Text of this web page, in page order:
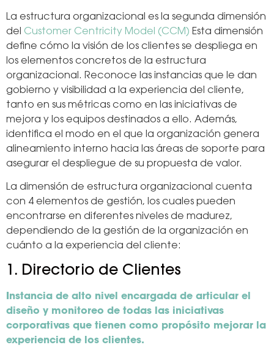
La estructura organizacional es la segunda dimensión
del Customer Centricity Model (CCM) Esta dimensión
define cómo la visión de los clientes se despliega en
los elementos concretos de la estructura
organizacional. Reconoce las instancias que le dan
gobierno y visibilidad a la experiencia del cliente,
tanto en sus métricas como en las iniciativas de
mejora y los equipos destinados a ello. Además,
identifica el modo en el que la organización genera
alineamiento interno hacia las áreas de soporte para
asegurar el despliegue de su propuesta de valor.
La dimensión de estructura organizacional cuenta
con 4 elementos de gestión, los cuales pueden
encontrarse en diferentes niveles de madurez,
dependiendo de la gestión de la organización en
cuánto a la experiencia del cliente:
1. Directorio de Clientes
Instancia de alto nivel encargada de articular el
diseño y monitoreo de todas las iniciativas
corporativas que tienen como propósito mejorar la
experiencia de los clientes.